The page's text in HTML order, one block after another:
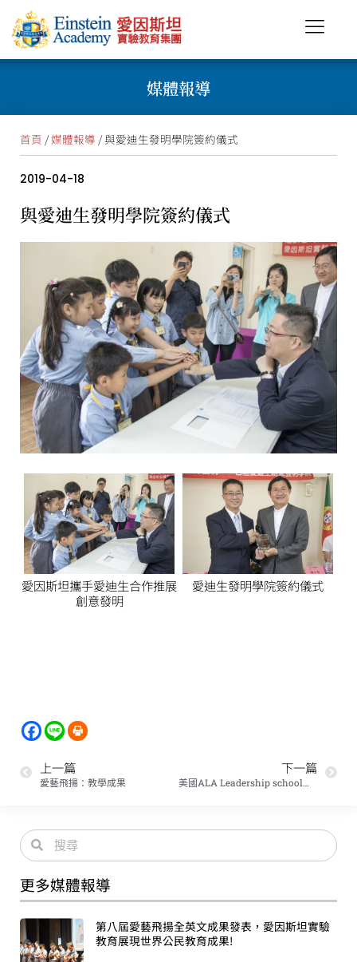
媒體報導
首頁 /媒體報導 / 與愛迪生發明學院簽約儀式
2019-04-18
與愛迪生發明學院簽約儀式
愛因斯坦攜手愛迪生合作推展
創意發明
愛迪生發明學院簽約儀式
上一篇
愛藝飛揚：教學成果
下一篇
美國ALA Leadership school姊妹校國際務主任特別蒞校參觀
更多媒體報導
第八屆愛藝飛揚全英文成果發表，愛因斯坦實驗
教育展現世界公民教育成果!